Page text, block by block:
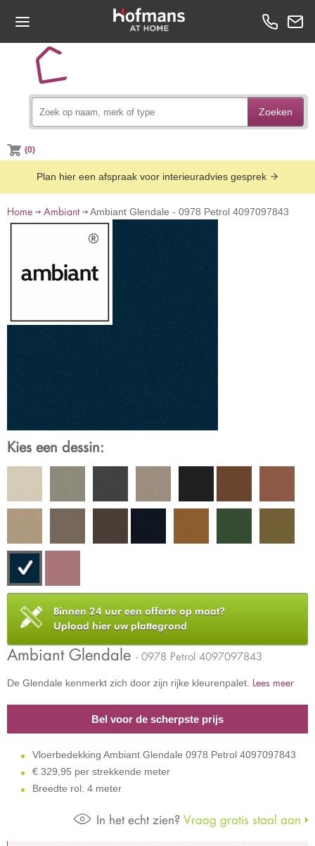
Zoeken
(0)
Plan hier een afspraak voor interieuradvies gesprek
Home Ambiant Ambiant Glendale - 0978 Petrol 4097097843
Kies een dessin:
Binnen 24 uur een offerte op maat?
Upload hier uw plattegrond
Ambiant Glendale - 0978 Petrol 4097097843
De Glendale kenmerkt zich door zijn rijke kleurenpalet. Lees meer
Bel voor de scherpste prijs
Vloerbedekking Ambiant Glendale 0978 Petrol 4097097843
€ 329,95 per strekkende meter
Breedte rol: 4 meter
In het echt zien? Vraag gratis staal aan